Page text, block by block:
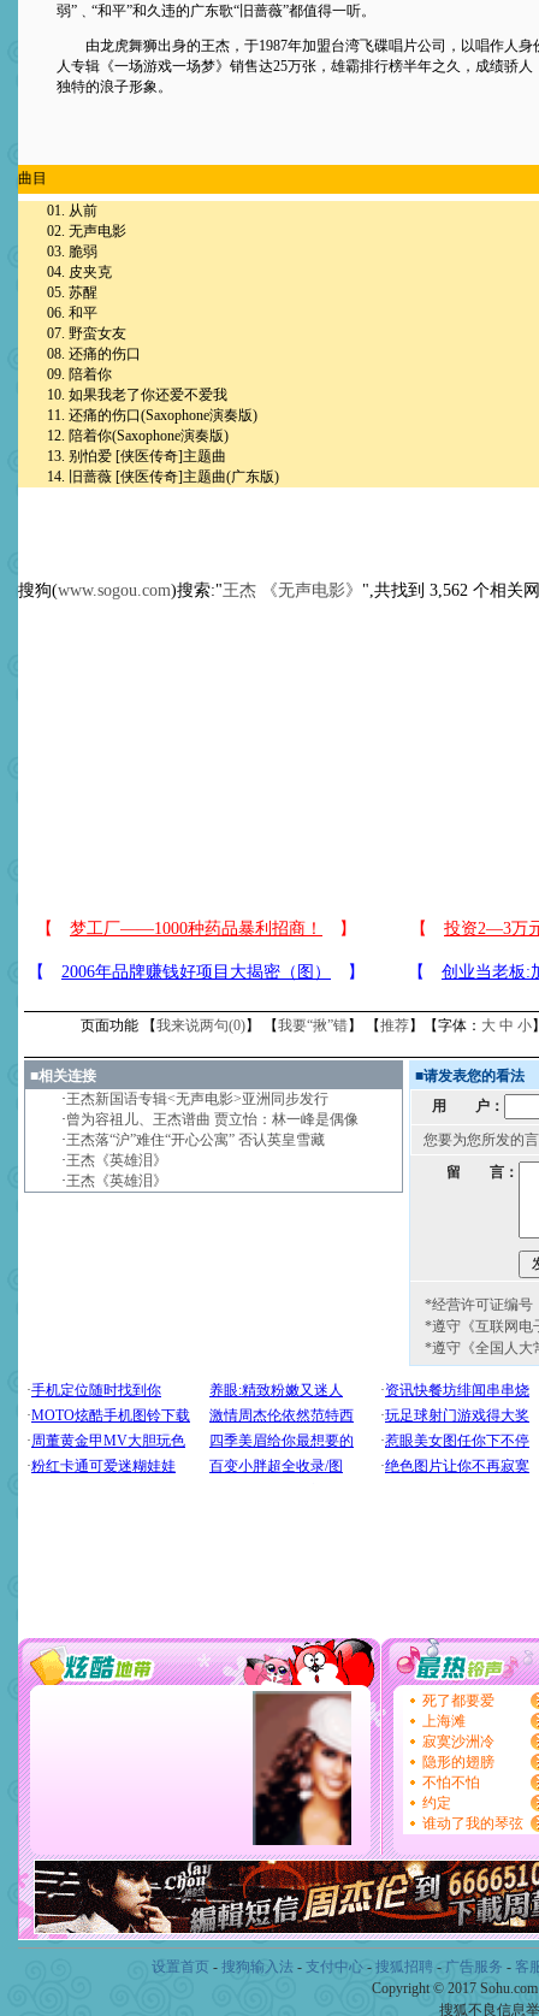
弱”﹑“和平”和久违的广东歌“旧蔷薇”都值得一听。
由龙虎舞狮出身的王杰，于1987年加盟台湾飞碟唱片公司，以唱作人身
人专辑《一场游戏一场梦》销售达25万张，雄霸排行榜半年之久，成绩骄人
独特的浪子形象。
曲目
01. 从前
02. 无声电影
03. 脆弱
04. 皮夹克
05. 苏醒
06. 和平
07. 野蛮女友
08. 还痛的伤口
09. 陪着你
10. 如果我老了你还爱不爱我
11. 还痛的伤口(Saxophone演奏版)
12. 陪着你(Saxophone演奏版)
13. 别怕爱 [侠医传奇]主题曲
14. 旧蔷薇 [侠医传奇]主题曲(广东版)
搜狗(www.sogou.com)搜索:"王杰 《无声电影》 ",共找到 3,562 个相关
页面功能 【我来说两句(0)】 【我要“揪”错】 【推荐】【字体： 大 中 小
■相关连接
·王杰新国语专辑<无声电影>亚洲同步发行
·曾为容祖儿、王杰谱曲 贾立怡：林一峰是偶像
·王杰落“沪”难住“开心公寓” 否认英皇雪藏
·王杰《英雄泪》
·王杰《英雄泪》
■请发表您的看法
用 户：
您要为您所发的
留 言：
*经营许可证编号
*遵守《互联网电
*遵守《全国人大
设置首页 - 搜狗输入法 - 支付中心- 搜狐招聘- 广告服务 - 客
Copyright © 2017
搜狐不良信息